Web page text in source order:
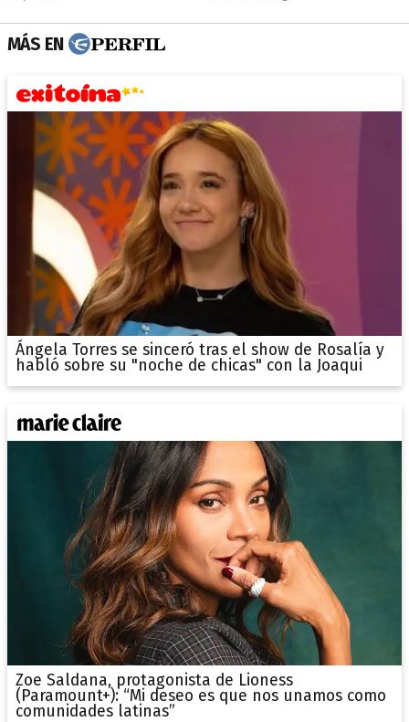
MÁS EN
Ángela Torres se sinceró tras el show de Rosalía y
habló sobre su "noche de chicas" con la Joaqui
Zoe Saldana, protagonista de Lioness
(Paramount+): “Mi deseo es que nos unamos como
comunidades latinas”